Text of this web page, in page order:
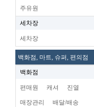
주유원
세차장
세차장
백화점, 마트, 슈퍼, 편의점
백화점
편매원 캐셔 진열
매장관리 배달/배송